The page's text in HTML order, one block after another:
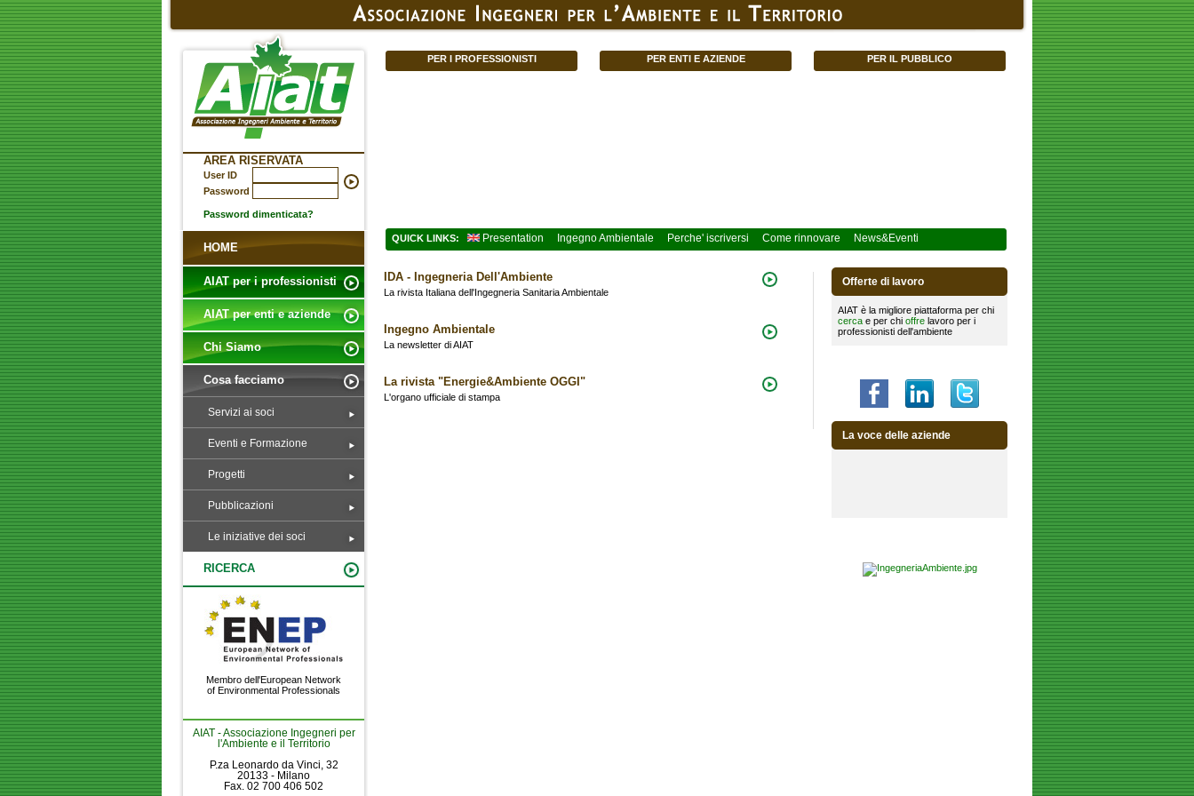
AREA RISERVATA
User ID
Password
Password dimenticata?
PER I PROFESSIONISTI PER ENTI E AZIENDE PER IL PUBBLICO
HOME
AIAT per i professionisti
AIAT per enti e aziende
Chi Siamo
Cosa facciamo
Servizi ai soci
Eventi e Formazione
Progetti
Pubblicazioni
Le iniziative dei soci
RICERCA
Membro dell'European Network
of Environmental Professionals
AIAT - Associazione Ingegneri per
l'Ambiente e il Territorio
P.za Leonardo da Vinci, 32
20133 - Milano
Fax. 02 700 406 502
QUICK LINKS: Presentation Ingegno Ambientale Perche' iscriversi Come rinnovare News&Eventi
IDA - Ingegneria Dell'Ambiente
La rivista Italiana dell'Ingegneria Sanitaria Ambientale
Ingegno Ambientale
La newsletter di AIAT
La rivista "Energie&Ambiente OGGI"
L'organo ufficiale di stampa
Offerte di lavoro
AIAT è la migliore piattaforma per chi
cerca e per chi offre lavoro per i
professionisti dell'ambiente
La voce delle aziende